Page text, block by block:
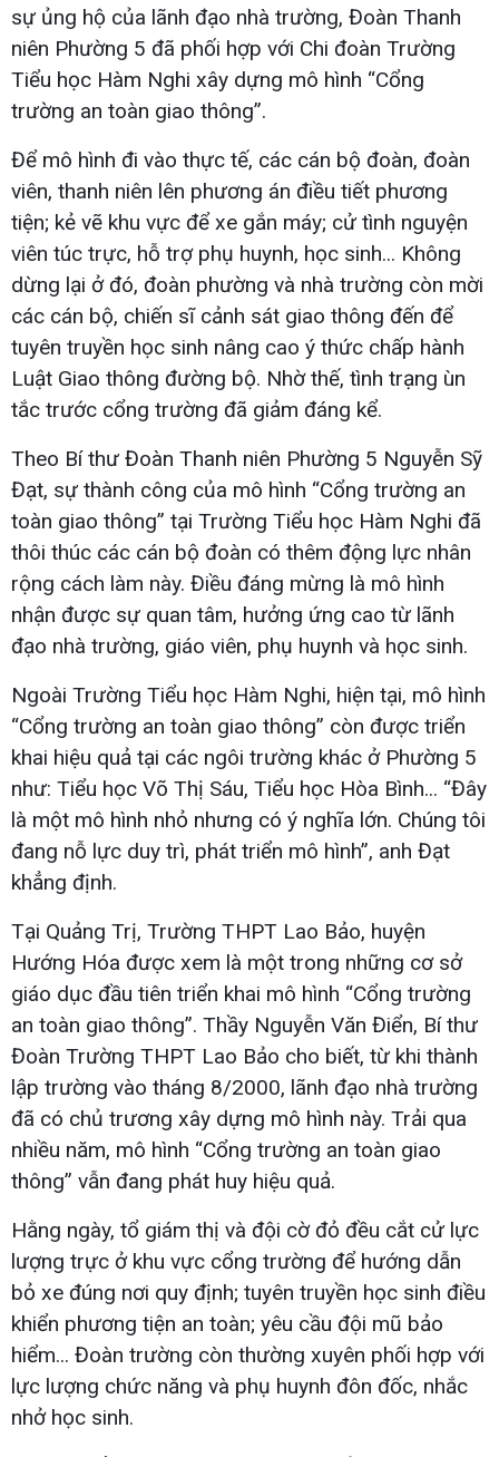
sự ủng hộ của lãnh đạo nhà trường, Đoàn Thanh
niên Phường 5 đã phối hợp với Chi đoàn Trường
Tiểu học Hàm Nghi xây dựng mô hình “Cổng
trường an toàn giao thông”.
Để mô hình đi vào thực tế, các cán bộ đoàn, đoàn
viên, thanh niên lên phương án điều tiết phương
tiện; kẻ vẽ khu vực để xe gắn máy; cử tình nguyện
viên túc trực, hỗ trợ phụ huynh, học sinh... Không
dừng lại ở đó, đoàn phường và nhà trường còn mời
các cán bộ, chiến sĩ cảnh sát giao thông đến để
tuyên truyền học sinh nâng cao ý thức chấp hành
Luật Giao thông đường bộ. Nhờ thế, tình trạng ùn
tắc trước cổng trường đã giảm đáng kể.
Theo Bí thư Đoàn Thanh niên Phường 5 Nguyễn Sỹ
Đạt, sự thành công của mô hình “Cổng trường an
toàn giao thông” tại Trường Tiểu học Hàm Nghi đã
thôi thúc các cán bộ đoàn có thêm động lực nhân
rộng cách làm này. Điều đáng mừng là mô hình
nhận được sự quan tâm, hưởng ứng cao từ lãnh
đạo nhà trường, giáo viên, phụ huynh và học sinh.
Ngoài Trường Tiểu học Hàm Nghi, hiện tại, mô hình
“Cổng trường an toàn giao thông” còn được triển
khai hiệu quả tại các ngôi trường khác ở Phường 5
như: Tiểu học Võ Thị Sáu, Tiểu học Hòa Bình... “Đây
là một mô hình nhỏ nhưng có ý nghĩa lớn. Chúng tôi
đang nỗ lực duy trì, phát triển mô hình”, anh Đạt
khẳng định.
Tại Quảng Trị, Trường THPT Lao Bảo, huyện
Hướng Hóa được xem là một trong những cơ sở
giáo dục đầu tiên triển khai mô hình “Cổng trường
an toàn giao thông”. Thầy Nguyễn Văn Điển, Bí thư
Đoàn Trường THPT Lao Bảo cho biết, từ khi thành
lập trường vào tháng 8/2000, lãnh đạo nhà trường
đã có chủ trương xây dựng mô hình này. Trải qua
nhiều năm, mô hình “Cổng trường an toàn giao
thông” vẫn đang phát huy hiệu quả.
Hằng ngày, tổ giám thị và đội cờ đỏ đều cắt cử lực
lượng trực ở khu vực cổng trường để hướng dẫn
bỏ xe đúng nơi quy định; tuyên truyền học sinh điều
khiển phương tiện an toàn; yêu cầu đội mũ bảo
hiểm... Đoàn trường còn thường xuyên phối hợp với
lực lượng chức năng và phụ huynh đôn đốc, nhắc
nhở học sinh.